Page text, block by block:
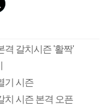
격 갈치시즌 '활짝'
기 시즌
치 시즌 본격 오픈